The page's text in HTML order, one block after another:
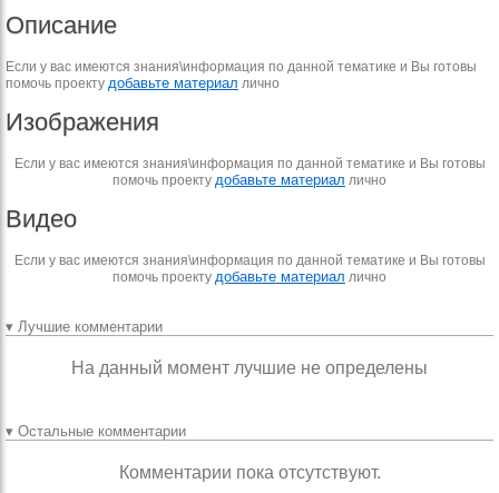
Описание
Если у вас имеются знания\информация по данной тематике и Вы готовы
помочь проекту добавьте материал лично
Изображения
Если у вас имеются знания\информация по данной тематике и Вы готовы
помочь проекту добавьте материал лично
Видео
Если у вас имеются знания\информация по данной тематике и Вы готовы
помочь проекту добавьте материал лично
▾ Лучшие комментарии
На данный момент лучшие не определены
▾ Остальные комментарии
Комментарии пока отсутствуют.